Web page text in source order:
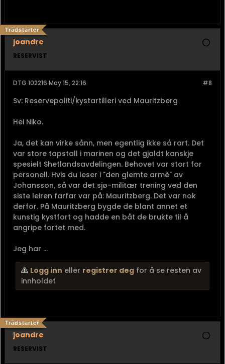
joandre
Trådstarter
RESERVIST
#8
DTG 102216 May 15, 22:16
Sv: Reservepoliti/kystartilleri ved Mauritzberg
Hei Niko.
Ja, det kan virke sånn, men egentlig ikke så rart. Det
var store tapstall i marinen og det gjaldt kanskje
spesielt Shetlandsavdelingen. Behovet var stort for
personell. Hvis du leser i "den glemte armè" av
Johansson, så var det sjø-militær trening ved den
siste leiren farfar var på: Mauritzberg. Det var nok
derfor. På Mauritzberg bygde de blant annet et
kunstig kystfort og hadde en båt de brukte til å
angripe fortet med.
Jeg har ...
Logg inn eller registrer deg for å se resten av
innholdet
joandre
Trådstarter
RESERVIST